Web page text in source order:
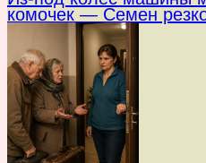
комочек — Семен